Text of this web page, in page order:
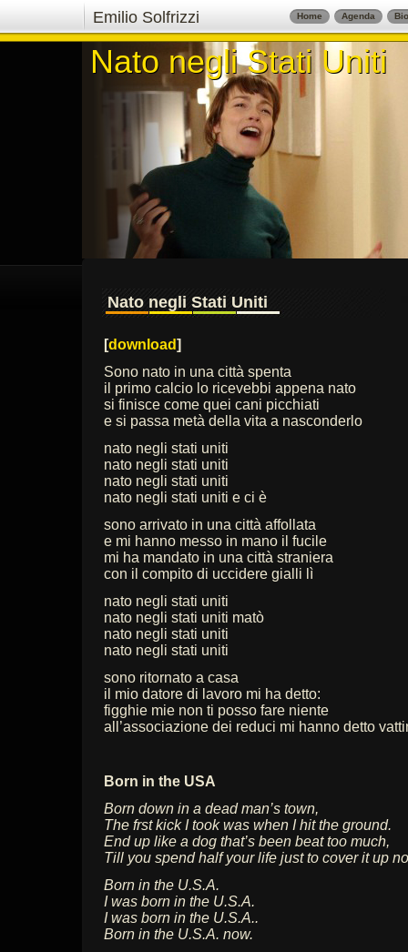
Emilio Solfrizzi Home Agenda
Nato negli Stati Uniti
Nato negli Stati Uniti
Nato negli Stati Uniti
[download]
Sono nato in una città spenta
il primo calcio lo ricevebbi appena nato
si finisce come quei cani picchiati
e si passa metà della vita a nasconderlo
nato negli stati uniti
nato negli stati uniti
nato negli stati uniti
nato negli stati uniti e ci è
sono arrivato in una città affollata
e mi hanno messo in mano il fucile
mi ha mandato in una città straniera
con il compito di uccidere gialli lì
nato negli stati uniti
nato negli stati uniti matò
nato negli stati uniti
nato negli stati uniti
sono ritornato a casa
il mio datore di lavoro mi ha detto:
figghie mie non ti posso fare niente
all’associazione dei reduci mi hanno detto
Born in the USA
Born down in a dead man’s town,
The frst kick I took was when I hit the ground.
End up like a dog that’s been beat too much,
Till you spend half your life just to cover it up
Born in the U.S.A.
I was born in the U.S.A.
I was born in the U.S.A..
Born in the U.S.A. now.